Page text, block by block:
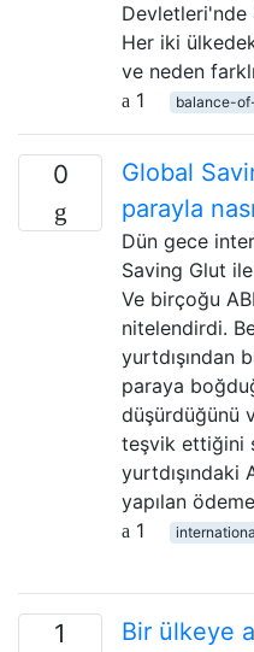
Devletleri'nde
Her iki
ve neden
1
balance-
0
Global
parayla
Dün gece
Saving Glut
Ve birçoğu
nitelendirdi.
yurtdışından
paraya
düşürdüğünü
teşvik ettiğini
yurtdışındaki
yapılan
1
1
Bir ülkeye